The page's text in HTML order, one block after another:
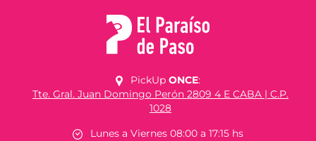
PickUp ONCE:
Tte. Gral. Juan Domingo Perón 2809 4 E CABA | C.P.
1028
Lunes a Viernes 08:00 a 17:15 hs